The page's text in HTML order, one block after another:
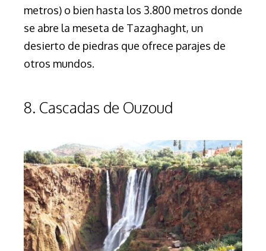
metros) o bien hasta los 3.800 metros donde
se abre la meseta de Tazaghaght, un
desierto de piedras que ofrece parajes de
otros mundos.
8. Cascadas de Ouzoud